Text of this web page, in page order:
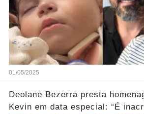
01/05/2025
Deolane Bezerra presta
Kevin em data especial: “É